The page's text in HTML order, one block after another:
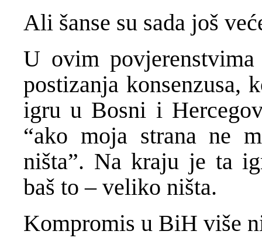
Ali šanse su sada još
U ovim
postizanja konsenzusa,
igru u Bosni i
“ako moja strana ne
ništa”. Na kraju je ta
baš to – veliko ništa.
Kompromis u BiH više